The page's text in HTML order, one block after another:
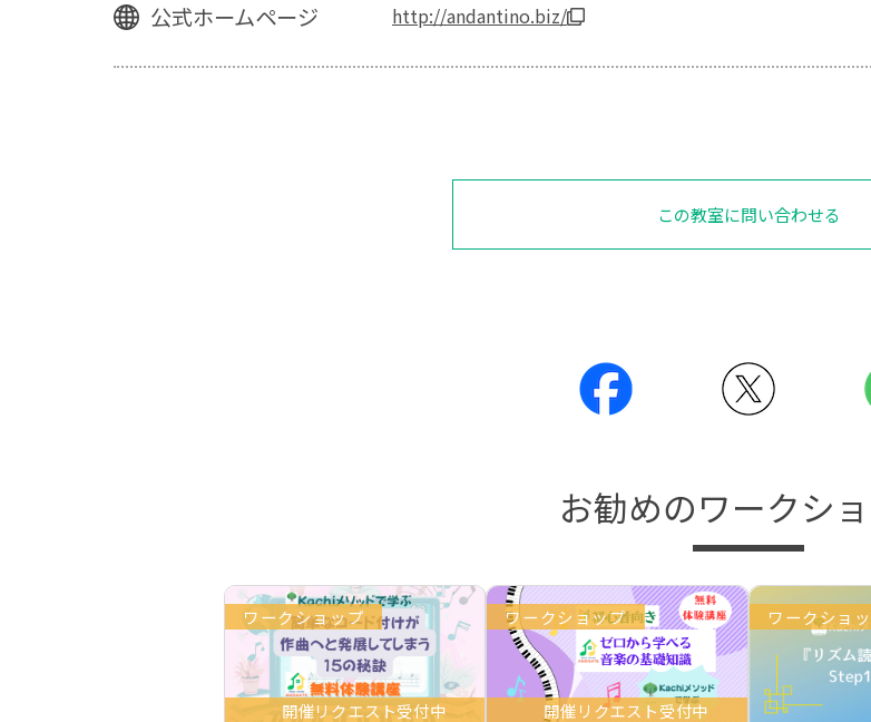
公式ホームページ http://andantino.biz/
この教室に問い合わせる
お勧めのワークシ
ワークショップ
開催リクエスト受付中
ワークショップ
開催リクエスト受付中
ワークショ